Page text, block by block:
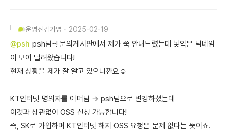
운영진김가영 2025-02-19
@psh psh님~! 문의게시판에서 제가 쭉 안내드렸는데 낯익은 닉네임
이 보여 달려왔습니다!
현재 상황을 제가 잘 알고 있으니깐요☺️
KT인터넷 명의자를 어머님 → psh님으로 변경하셨는데
이것과 상관없이 OSS 신청 가능합니다!
즉, SK로 가입하며 KT인터넷 해지 OSS 요청은 문제 없다는 뜻이죠.